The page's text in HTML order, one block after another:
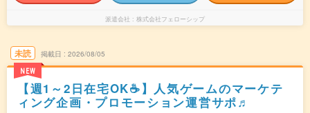
派遣会社 株式会社フェローシップ
未読
NEW
掲載日 2026/08/05
【週1～2日在宅OK☕】人気ゲームのマーケテ
ィング企画・プロモーション運営サポ♬